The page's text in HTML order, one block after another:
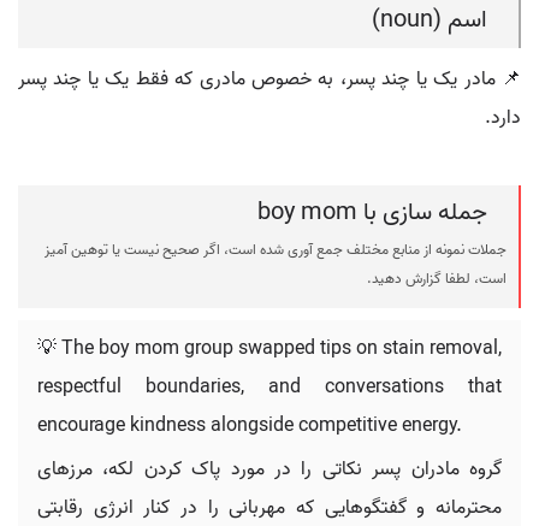
اسم (noun)
📌 مادر یک یا چند پسر، به خصوص مادری که فقط یک یا چند پسر
دارد.
جمله سازی با boy mom
جملات نمونه از منابع مختلف جمع آوری شده است، اگر صحیح نیست یا توهین آمیز
است، لطفا گزارش دهید.
💡 The boy mom group swapped tips on stain removal,
respectful boundaries, and conversations that
encourage kindness alongside competitive energy.
گروه مادران پسر نکاتی را در مورد پاک کردن لکه، مرزهای
محترمانه و گفتگوهایی که مهربانی را در کنار انرژی رقابتی